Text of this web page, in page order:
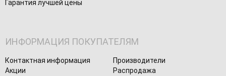
Гарантия лучшей цены
ИНФОРМАЦИЯ ПОКУПАТЕЛЯМ
Контактная информация
Производители
Акции
Распродажа